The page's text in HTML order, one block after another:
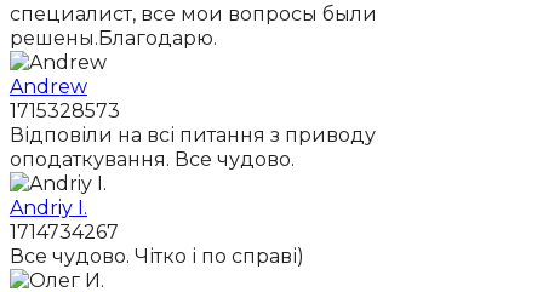
специалист, все мои вопросы были
решены.Благодарю.
Andrew
1715328573
Відповіли на всі питання з приводу
оподаткування. Все чудово.
Andriy I.
1714734267
Все чудово. Чітко і по справі)